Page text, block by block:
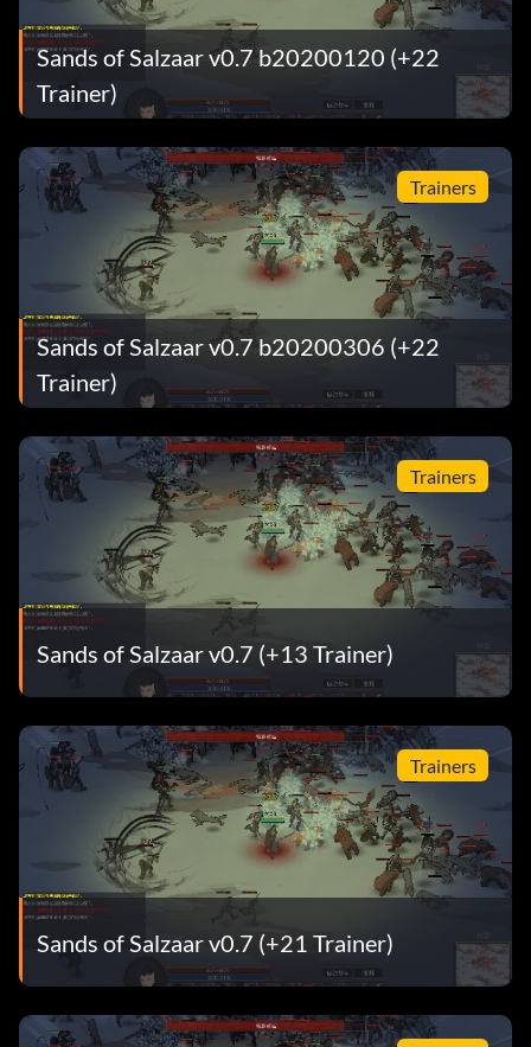
Sands of Salzaar v0.7 b20200120 (+22
Trainer)
Trainers
Sands of Salzaar v0.7 b20200306 (+22
Trainer)
Trainers
Sands of Salzaar v0.7 (+13 Trainer)
Trainers
Sands of Salzaar v0.7 (+21 Trainer)